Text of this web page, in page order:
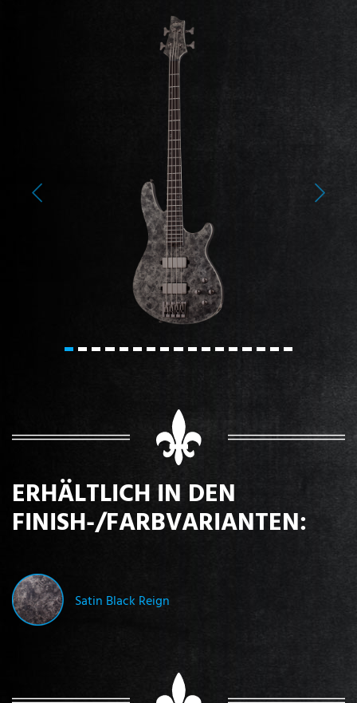
Previous Next
ERHÄLTLICH IN DEN
FINISH-/FARBVARIANTEN:
Satin Black Reign